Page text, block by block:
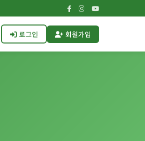
로그인 회원가입